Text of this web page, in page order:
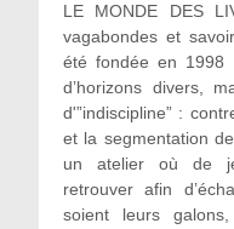
LE MONDE DES
vagabondes et
été fondée en 1998
d’horizons divers,
d'”indiscipline” :
et la segmentation
un atelier où de
retrouver afin
soient leurs